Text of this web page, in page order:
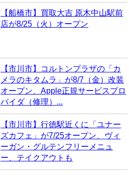
【船橋市】買取大吉 原木中山駅前
店が8/25（火）オープン
【市川市】コルトンプラザの「カ
メラのキタムラ」が8/7（金）改装
オープン、Apple正規サービスプロ
バイダ（修理）...
【市川市】行徳駅近くに「ユナー
ズカフェ」が7/25オープン、ヴィ
ーガン・グルテンフリーメニュ
ー、テイクアウトも